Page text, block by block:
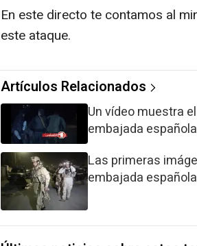
En este directo te contamos al
este ataque.
Artículos Relacionados
Un vídeo muestra
embajada española
Las primeras
embajada